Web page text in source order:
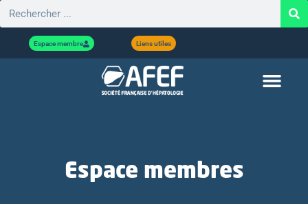
Espace membre Liens utiles
Espace membres